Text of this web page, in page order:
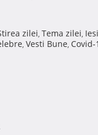
zilei, Tema zilei,
, Vesti Bune, Covid-